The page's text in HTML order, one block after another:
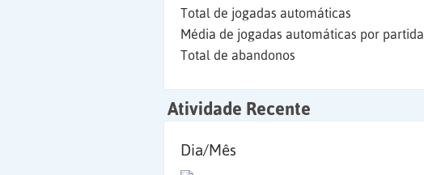
Total de jogadas automáticas
Média de jogadas automáticas por partida
Total de abandonos
Atividade Recente
Dia/Mês